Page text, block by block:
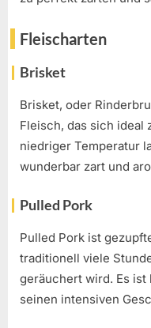
Fleischarten
Brisket
Brisket, oder
Fleisch, das sich ideal
niedriger Temperatur
wunderbar zart und
Pulled Pork
Pulled Pork ist
traditionell viele
geräuchert wird. Es
seinen intensiven